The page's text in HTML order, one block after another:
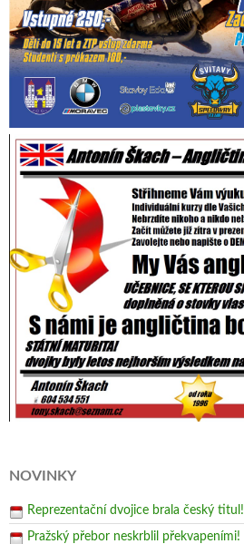
NOVINKY
Reprezentační dvojice brala český titul!
Pražský přebor neskrblil překvapeními!